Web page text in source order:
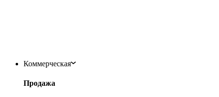
Коммерческая
Продажа